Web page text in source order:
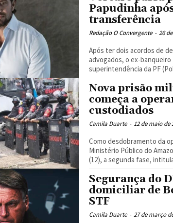
Papudinha
transferência
Redação O Convergente - 26
Após ter dois acordos de
advogados, o ex-
superintendência da PF
Nova prisão
começa a
custodiados
Camila Duarte - 12 de maio de
Como desdobramento da
Ministério Público do
(12), a segunda fase,
Segurança do
domiciliar de
STF
Camila Duarte - 27 de março